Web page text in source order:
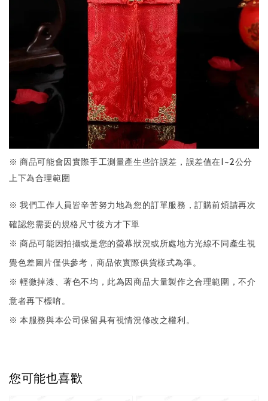
※ 商品可能會因實際手工測量產生些許誤差，誤差值在1~2公分
上下為合理範圍
※ 我們工作人員皆辛苦努力地為您的訂單服務，訂購前煩請再次
確認您需要的規格尺寸後方才下單
※ 商品可能因拍攝或是您的螢幕狀況或所處地方光線不同產生視
覺色差圖片僅供參考，商品依實際供貨樣式為準。
※ 輕微掉漆、著色不均，此為因商品大量製作之合理範圍，不介
意者再下標唷。
※ 本服務與本公司保留具有視情況修改之權利。
您可能也喜歡